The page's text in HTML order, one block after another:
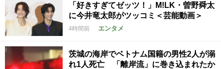
「好きすぎてゼッツ！」M!LK・曽野舜太
に今井竜太郎がツッコミ＜芸能動画＞
4時間前 エンタメ
茨城の海岸でベトナム国籍の男性2人が溺
れ1人死亡 「離岸流」に巻き込まれたか